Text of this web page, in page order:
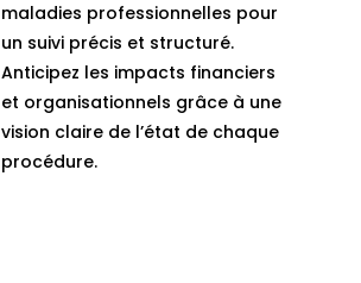
maladies professionnelles pour
un suivi précis et structuré.
Anticipez les impacts financiers
et organisationnels grâce à une
vision claire de l’état de chaque
procédure.